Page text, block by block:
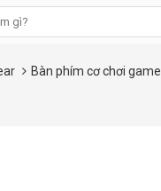
Bàn phím cơ chơi game